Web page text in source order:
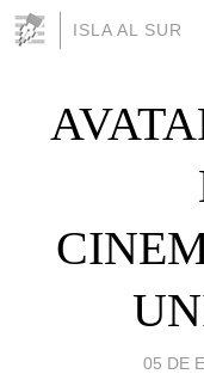
ISLA AL SUR
05 DE